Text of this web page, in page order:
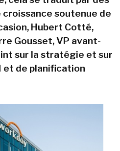
soutenue de
Hubert Cotté,
Gousset, VP avant-
sur la stratégie et sur
et de planification